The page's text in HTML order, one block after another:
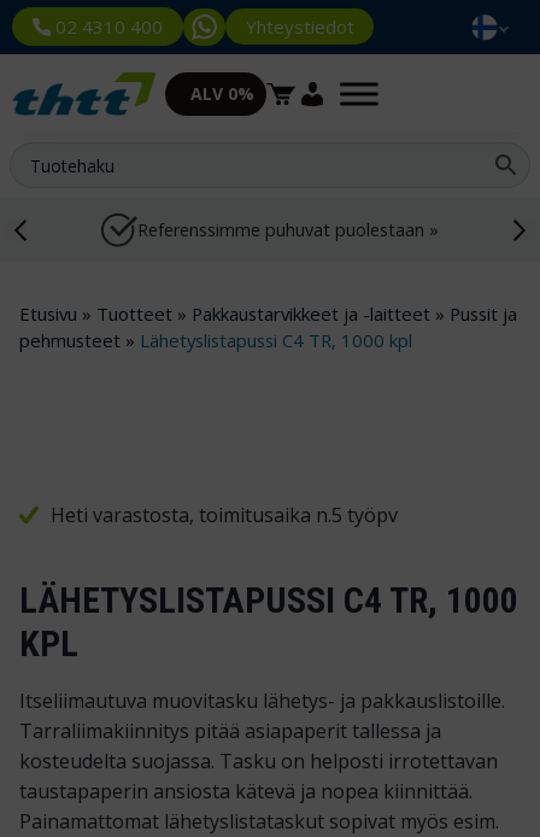
02 4310 400 Yhteystiedot
ALV 0%
Referenssimme puhuvat puolestaan »
Etusivu » Tuotteet » Pakkaustarvikkeet ja -laitteet » Pussit ja
pehmusteet » Lähetyslistapussi C4 TR, 1000 kpl
Heti varastosta, toimitusaika n.5 työpv
LÄHETYSLISTAPUSSI C4 TR, 1000
KPL
Itseliimautuva muovitasku lähetys- ja pakkauslistoille.
Tarraliimakiinnitys pitää asiapaperit tallessa ja
kosteudelta suojassa. Tasku on helposti irrotettavan
taustapaperin ansiosta kätevä ja nopea kiinnittää.
Painamattomat lähetyslistataskut sopivat myös esim.